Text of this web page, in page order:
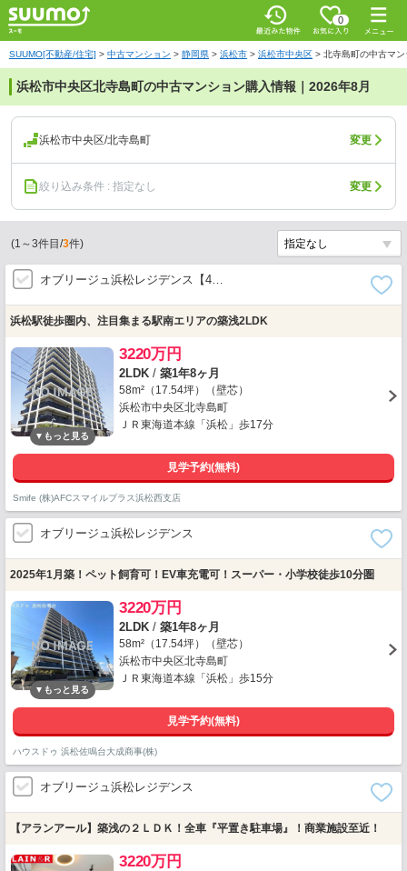
0
SUUMO[不動産/住宅] > 中古マンション > 静岡県 > 浜松市 > 浜松市中央区 > 北寺島町の中古マ
浜松市中央区北寺島町の中古マンション購入情報｜2026年8月
浜松市中央区/北寺島町 変更
絞り込み条件 : 指定なし 変更
(1 ～3件目/3件)
オブリージュ浜松レジデンス【4…
浜松駅徒歩圏内、注目集まる駅南エリアの築浅2LDK
3220万円
2LDK / 築1年8ヶ月
58m²（17.54坪）（壁芯）
浜松市中央区北寺島町
ＪＲ東海道本線「浜松」歩17分
見学予約(無料)
Smife (株)AFCスマイルプラス浜松西支店
オブリージュ浜松レジデンス
2025年1月築！ペット飼育可！EV車充電可！スーパー・小学校徒歩10分圏
3220万円
2LDK / 築1年8ヶ月
58m²（17.54坪）（壁芯）
浜松市中央区北寺島町
ＪＲ東海道本線「浜松」歩15分
見学予約(無料)
ハウスドゥ 浜松佐鳴台大成商事(株)
オブリージュ浜松レジデンス
【アランアール】築浅の２ＬＤＫ！全車『平置き駐車場』！商業施設至近！
3220万円